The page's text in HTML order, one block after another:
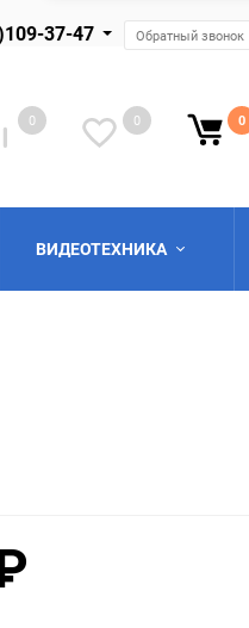
37-47 Обратный звонок
0 0 0
ВИДЕОТЕХНИКА